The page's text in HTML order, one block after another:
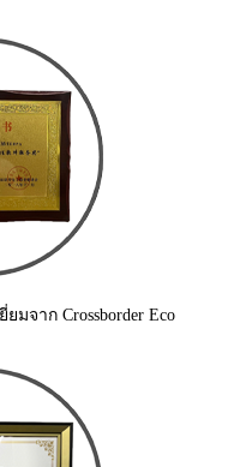
มจาก Crossborder Eco